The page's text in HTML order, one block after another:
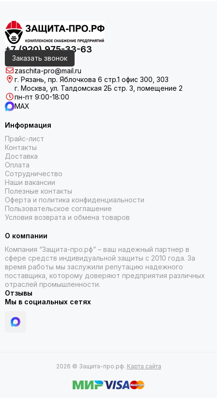
+7 (920) 975-33-63
Заказать звонок
zaschita-pro@mail.ru
г. Рязань, пр. Яблочкова 6 стр.1 офис 300, 303
г. Москва, ул. Талдомская 2Б стр. 3, помещение 2
пн-пт 9:00-18:00
MAX
Информация
Прайс-лист
Контакты
Доставка
Оплата
Сотрудничество
Наши вакансии
Полезные контакты
Оферта и политика конфиденциальности
Пользовательское соглашение
Условия возврата и обмена товаров
О компании
Компания “Защита-про.рф” – ваш надежный партнер в
сфере средств индивидуальной защиты с 2010 года. За
время работы мы заслужили репутацию надежного
поставщика, которому доверяют предприятия различных
отраслей промышленности.
Отзывы
Мы в социальных сетях
2026 © Защита-про.рф. Карта сайта